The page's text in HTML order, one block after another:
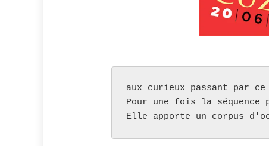
aux curieux passant par
Pour une fois la
Elle apporte un corpus